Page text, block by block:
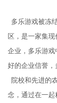
多乐游戏被冻
区，是一家集
企业，多乐游
好的企业信誉
院校和先进的
念，通过在一